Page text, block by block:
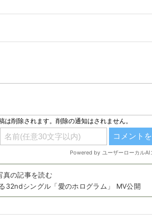
真の記事を読む
32ndシングル「愛のホログラム」 MV公開